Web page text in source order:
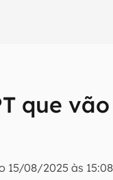
que vão
15/08/2025 às 15:08
primeira